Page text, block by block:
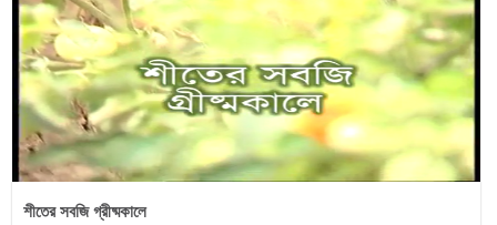
শীতের সবজি গ্রীষ্মকালে